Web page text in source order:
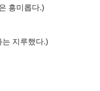
흥미롭다.)
지루했다.)